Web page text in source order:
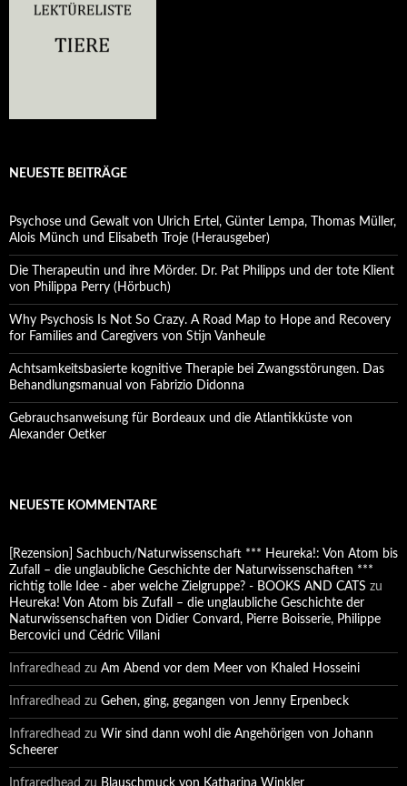
NEUESTE BEITRÄGE
Psychose und Gewalt von Ulrich Ertel, Günter Lempa, Thomas Müller,
Alois Münch und Elisabeth Troje (Herausgeber)
Die Therapeutin und ihre Mörder. Dr. Pat Philipps und der tote Klient
von Philippa Perry (Hörbuch)
Why Psychosis Is Not So Crazy. A Road Map to Hope and Recovery
for Families and Caregivers von Stijn Vanheule
Achtsamkeitsbasierte kognitive Therapie bei Zwangsstörungen. Das
Behandlungsmanual von Fabrizio Didonna
Gebrauchsanweisung für Bordeaux und die Atlantikküste von
Alexander Oetker
NEUESTE KOMMENTARE
[Rezension] Sachbuch/Naturwissenschaft *** Heureka!: Von Atom bis
Zufall – die unglaubliche Geschichte der Naturwissenschaften ***
richtig tolle Idee - aber welche Zielgruppe? - BOOKS AND CATS zu
Heureka! Von Atom bis Zufall – die unglaubliche Geschichte der
Naturwissenschaften von Didier Convard, Pierre Boisserie, Philippe
Bercovici und Cédric Villani
Infraredhead zu Am Abend vor dem Meer von Khaled Hosseini
Infraredhead zu Gehen, ging, gegangen von Jenny Erpenbeck
Infraredhead zu Wir sind dann wohl die Angehörigen von Johann
Scheerer
Infraredhead zu Blauschmuck von Katharina Winkler